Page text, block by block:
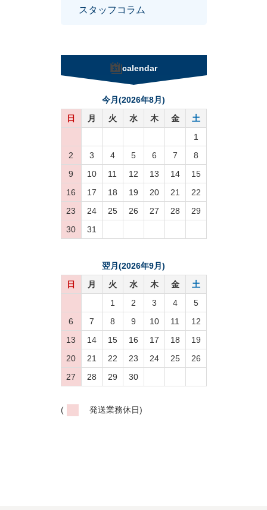
スタッフコラム
calendar
今月(2026年8月)
日
月 火 水 木 金
土
1
2
3 4 5 6 7
8
9
10 11 12 13 14
15
16
17 18 19 20 21
22
23
24 25 26 27 28
29
30
31
翌月(2026年9月)
日
月 火 水 木 金
土
1
2 3 4
5
6
7 8 9 10 11
12
13
14 15 16 17 18
19
20
21 22 23 24 25
26
27
28 29 30
( 発送業務休日)